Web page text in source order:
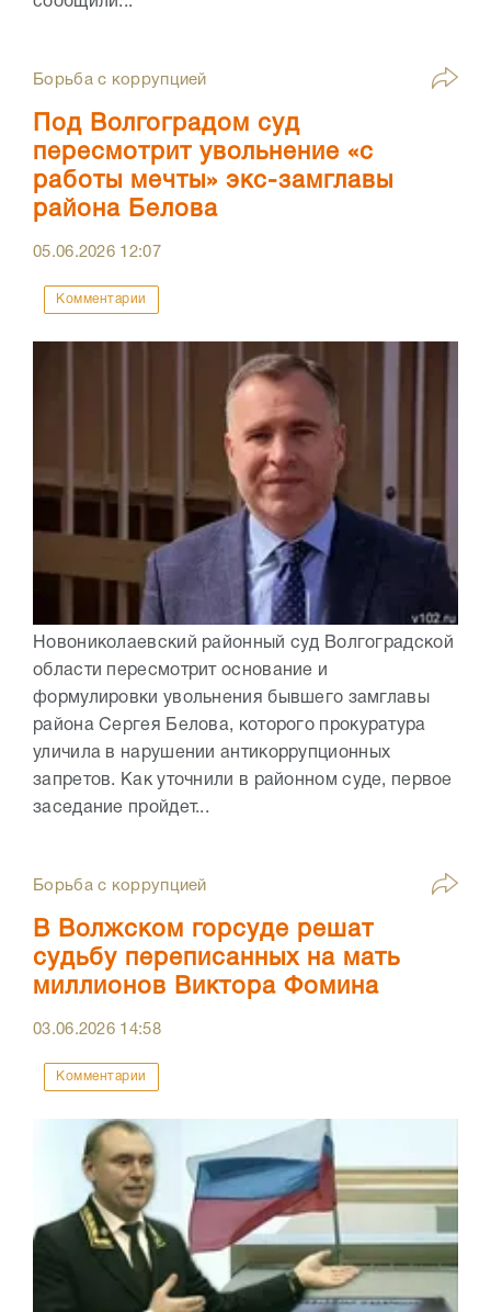
Борьба с коррупцией
Под Волгоградом суд
пересмотрит увольнение «с
работы мечты» экс-замглавы
района Белова
05.06.2026 12:07
Комментарии
Новониколаевский районный суд Волгоградской
области пересмотрит основание и
формулировки увольнения бывшего замглавы
района Сергея Белова, которого прокуратура
уличила в нарушении антикоррупционных
запретов. Как уточнили в районном суде, первое
заседание пройдет...
Борьба с коррупцией
В Волжском горсуде решат
судьбу переписанных на мать
миллионов Виктора Фомина
03.06.2026 14:58
Комментарии